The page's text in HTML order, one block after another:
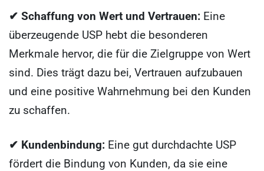
✔ Schaffung von Wert und Vertrauen: Eine
überzeugende USP hebt die besonderen
Merkmale hervor, die für die Zielgruppe von Wert
sind. Dies trägt dazu bei, Vertrauen aufzubauen
und eine positive Wahrnehmung bei den Kunden
zu schaffen.
✔ Kundenbindung: Eine gut durchdachte USP
fördert die Bindung von Kunden, da sie eine